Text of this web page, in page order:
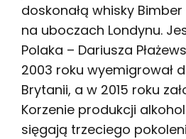
doskonałą whisky
na uboczach Londynu.
Polaka – Dariusza
2003 roku wyemigrował
Brytanii, a w 2015 roku
Korzenie produkcji
sięgają trzeciego